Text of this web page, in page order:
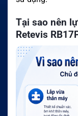
Tại sao nên
Retevis